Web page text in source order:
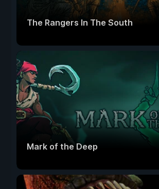
The Rangers In The South
Mark of the Deep